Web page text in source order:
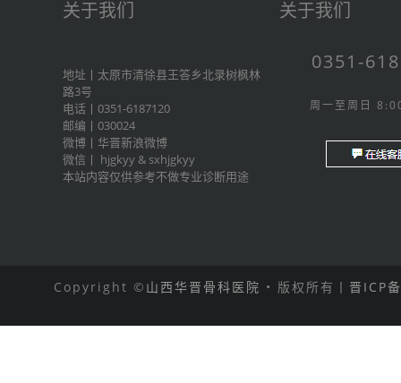
关于我们
地址丨太原市清徐县王答乡北录树枫林
路3号
电话丨0351-6187120
邮编丨030024
微博丨 华晋新浪微博
微信丨 hjgkyy & sxhjgkyy
本站内容仅供参考不做专业诊断用途
关于我们
0351-
周一至周日
Copyright © 山西华晋骨科医院 • 版权所有丨 晋ICP